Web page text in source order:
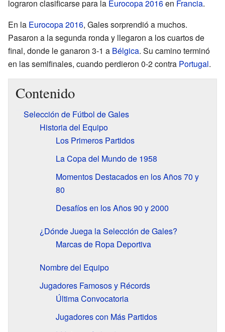
lograron clasificarse para la Eurocopa 2016en Francia.
En la Eurocopa 2016, Gales sorprendió a muchos.
Pasaron a la segunda ronda y llegaron a los cuartos de
final, donde le ganaron 3-1 a Bélgica. Su camino terminó
en las semifinales, cuando perdieron 0-2 contra Portugal.
Contenido
Selección de Fútbol de Gales
Historia del Equipo
Los Primeros Partidos
La Copa del Mundo de 1958
Momentos Destacados en los Años 70 y
80
Desafíos en los Años 90 y 2000
¿Dónde Juega la Selección de Gales?
Marcas de Ropa Deportiva
Nombre del Equipo
Jugadores Famosos y Récords
Última Convocatoria
Jugadores con Más Partidos